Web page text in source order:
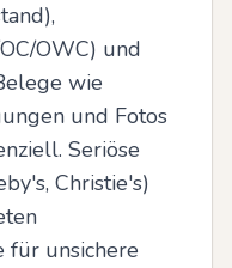
OWC) und
wie
und Fotos
Seriöse
Christie's)
für unsichere